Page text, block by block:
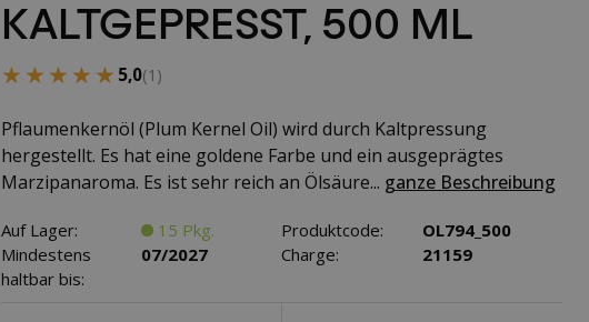
KALTGEPRESST, 500 ML
★★★★★
★★★★★ 5,0(1)
Pflaumenkernöl (Plum Kernel Oil) wird durch Kaltpressung
hergestellt. Es hat eine goldene Farbe und ein ausgeprägtes
Marzipanaroma. Es ist sehr reich an Ölsäure... ganze Beschreibung
Auf Lager: 15 Pkg. Produktcode:
OL794_500
Mindestens
haltbar bis:
07/2027 Charge: 21159